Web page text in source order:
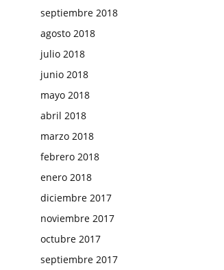
septiembre 2018
agosto 2018
julio 2018
junio 2018
mayo 2018
abril 2018
marzo 2018
febrero 2018
enero 2018
diciembre 2017
noviembre 2017
octubre 2017
septiembre 2017